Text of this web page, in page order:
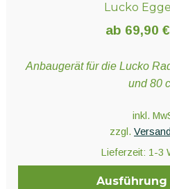
Lucko Egge
ab 69,90€
Anbaugerät für die Lucko
und 80
inkl.
zzgl.
Lieferzeit: 1-3
Ausführung